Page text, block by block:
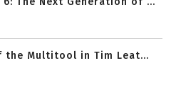
the Multitool in Tim Leat...